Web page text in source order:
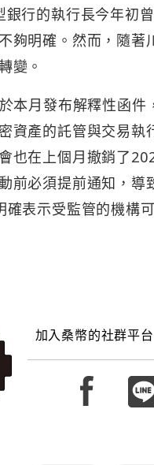
行的執行長今年初
夠明確。然而，隨
變。
本月發布解釋性函
資產的託管與交易
也在上個月撤銷了
前必須提前通知，
表示受監管的機構
加入桑幣的社群平